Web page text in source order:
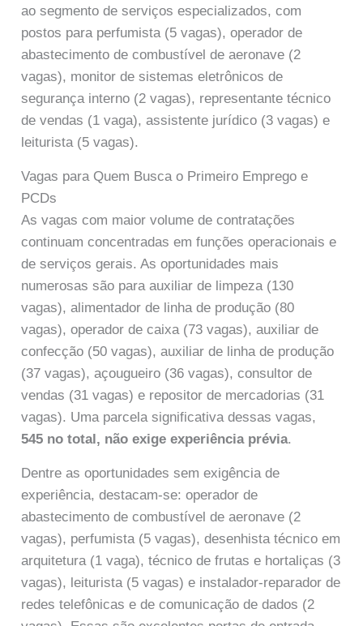
ao segmento de serviços especializados, com
postos para perfumista (5 vagas), operador de
abastecimento de combustível de aeronave (2
vagas), monitor de sistemas eletrônicos de
segurança interno (2 vagas), representante técnico
de vendas (1 vaga), assistente jurídico (3 vagas) e
leiturista (5 vagas).
Vagas para Quem Busca o Primeiro Emprego e
PCDs
As vagas com maior volume de contratações
continuam concentradas em funções operacionais e
de serviços gerais. As oportunidades mais
numerosas são para auxiliar de limpeza (130
vagas), alimentador de linha de produção (80
vagas), operador de caixa (73 vagas), auxiliar de
confecção (50 vagas), auxiliar de linha de produção
(37 vagas), açougueiro (36 vagas), consultor de
vendas (31 vagas) e repositor de mercadorias (31
vagas). Uma parcela significativa dessas vagas,
545 no total, não exige experiência prévia.
Dentre as oportunidades sem exigência de
experiência, destacam-se: operador de
abastecimento de combustível de aeronave (2
vagas), perfumista (5 vagas), desenhista técnico em
arquitetura (1 vaga), técnico de frutas e hortaliças (3
vagas), leiturista (5 vagas) e instalador-reparador de
redes telefônicas e de comunicação de dados (2